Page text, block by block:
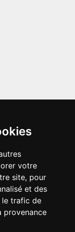
votre
site, pour
et des
le trafic de
provenance